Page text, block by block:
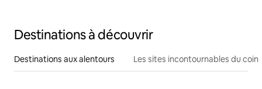
Destinations à découvrir
Destinations aux alentours Les sites incontournables du coin